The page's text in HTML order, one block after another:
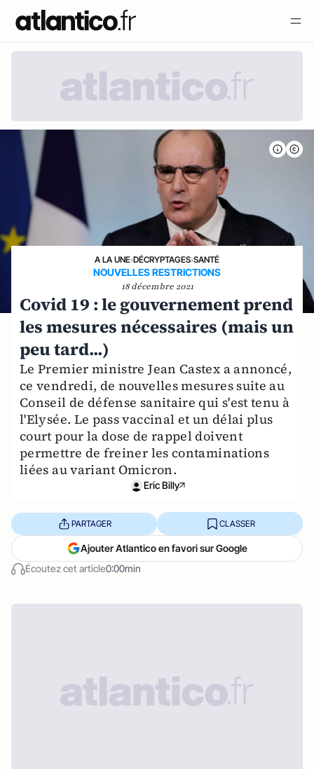
A LA UNE›DÉCRYPTAGES›SANTÉ
NOUVELLES RESTRICTIONS
18 décembre 2021
Covid 19 : le gouvernement prend
les mesures nécessaires (mais un
peu tard...)
Le Premier ministre Jean Castex a annoncé,
ce vendredi, de nouvelles mesures suite au
Conseil de défense sanitaire qui s'est tenu à
l'Elysée. Le pass vaccinal et un délai plus
court pour la dose de rappel doivent
permettre de freiner les contaminations
liées au variant Omicron.
Eric Billy
Écoutez cet article0:00min
PARTAGER CLASSER
Ajouter Atlantico en favori sur Google